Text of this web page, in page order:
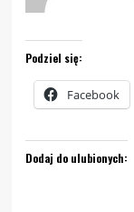
Podziel się:
Facebook
Dodaj do ulubionych: